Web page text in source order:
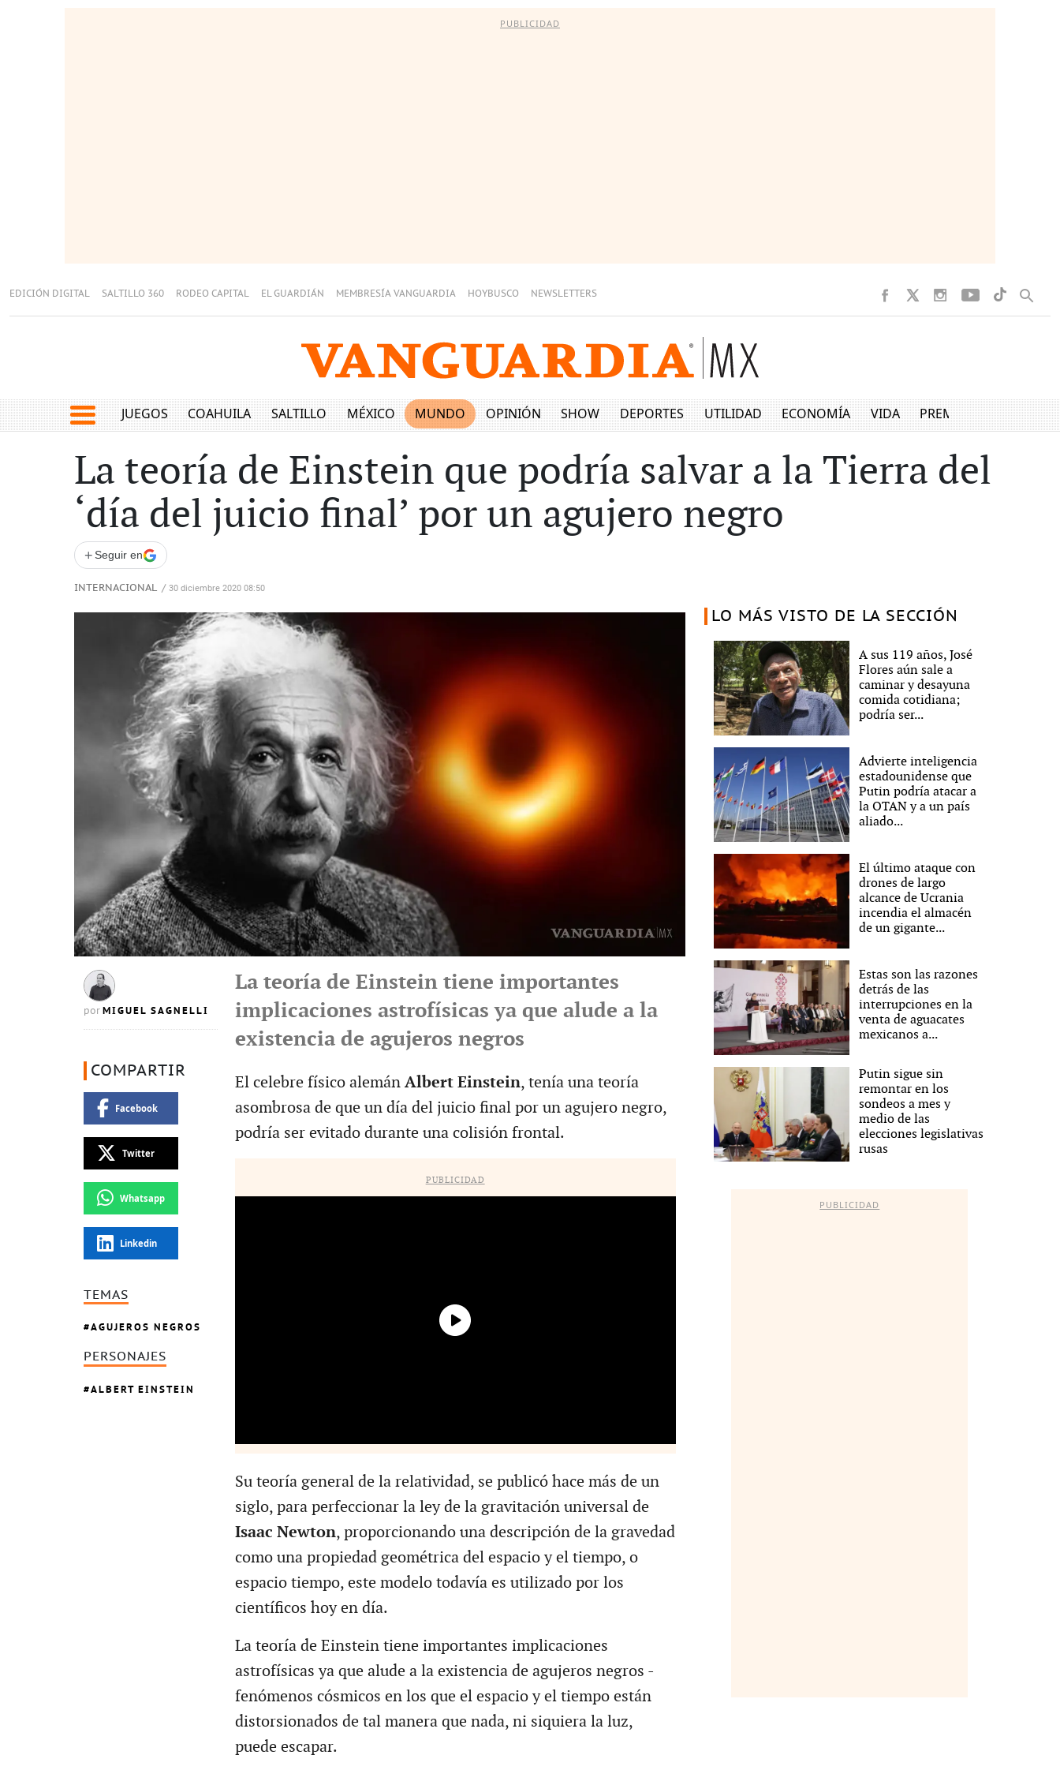
PUBLICIDAD
EDICIÓN DIGITAL SALTILLO 360 RODEO CAPITAL EL GUARDIÁN MEMBRESÍA VANGUARDIA HOYBUSCO NEWSLETTERS
JUEGOS COAHUILA SALTILLO MÉXICO MUNDO OPINIÓN SHOW DEPORTES UTILIDAD ECONOMÍA VIDA PREMIUM
La teoría de Einstein que podría salvar a la Tierra del
‘día del juicio final’ por un agujero negro
+ Seguir en
INTERNACIONAL / 30 diciembre 2020 08:50
por MIGUEL SAGNELLI
COMPARTIR
Facebook
Twitter
Whatsapp
Linkedin
TEMAS
AGUJEROS NEGROS
PERSONAJES
ALBERT EINSTEIN
La teoría de Einstein tiene importantes
implicaciones astrofísicas ya que alude a la
existencia de agujeros negros
El celebre físico alemán Albert Einstein, tenía una teoría
asombrosa de que un día del juicio final por un agujero negro,
podría ser evitado durante una colisión frontal.
PUBLICIDAD
Su teoría general de la relatividad, se publicó hace más de un
siglo, para perfeccionar la ley de la gravitación universal de
Isaac Newton, proporcionando una descripción de la gravedad
como una propiedad geométrica del espacio y el tiempo, o
espacio tiempo, este modelo todavía es utilizado por los
científicos hoy en día.
La teoría de Einstein tiene importantes implicaciones
astrofísicas ya que alude a la existencia de agujeros negros -
fenómenos cósmicos en los que el espacio y el tiempo están
distorsionados de tal manera que nada, ni siquiera la luz,
puede escapar.
LO MÁS VISTO DE LA SECCIÓN
A sus 119 años, José
Flores aún sale a
caminar y desayuna
comida cotidiana;
podría ser...
Advierte inteligencia
estadounidense que
Putin podría atacar a
la OTAN y a un país
aliado...
El último ataque con
drones de largo
alcance de Ucrania
incendia el almacén
de un gigante...
Estas son las razones
detrás de las
interrupciones en la
venta de aguacates
mexicanos a...
Putin sigue sin
remontar en los
sondeos a mes y
medio de las
elecciones legislativas
rusas
PUBLICIDAD